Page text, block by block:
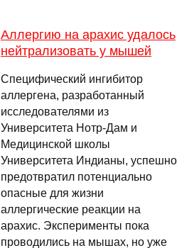
Аллергию на арахис удалось
нейтрализовать у мышей
Специфический ингибитор
аллергена, разработанный
исследователями из
Университета Нотр-Дам и
Медицинской школы
Университета Индианы, успешно
предотвратил потенциально
опасные для жизни
аллергические реакции на
арахис. Эксперименты пока
проводились на мышах, но уже